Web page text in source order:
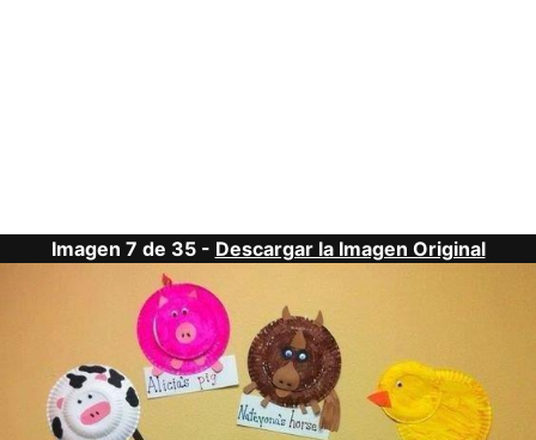
Imagen 7 de 35 - Descargar la Imagen Original